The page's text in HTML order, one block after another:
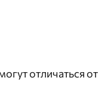
отличаться от